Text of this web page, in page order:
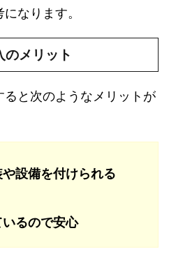
なります。
のメリット
と次のようなメリットが
設備を付けられる
るので安心